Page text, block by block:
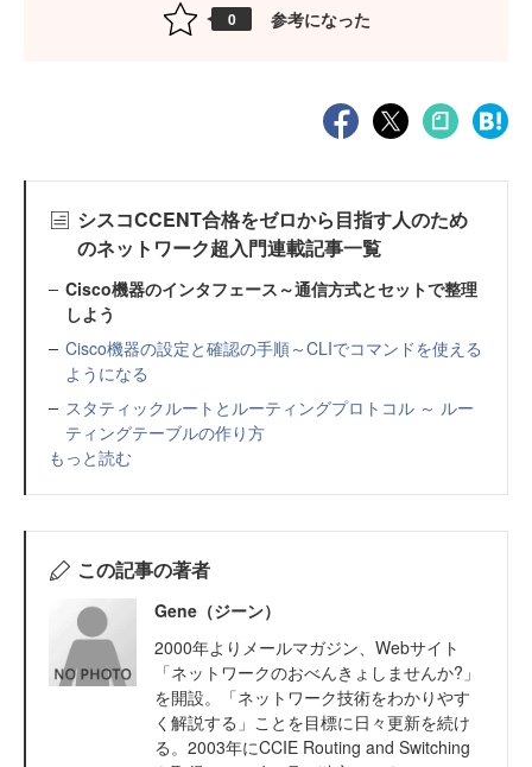
0 参考になった
シスコCCENT合格をゼロから目指す人のため
のネットワーク超入門連載記事一覧
Cisco機器のインタフェース～通信方式とセットで整理
しよう
Cisco機器の設定と確認の手順～CLIでコマンドを使える
ようになる
スタティックルートとルーティングプロトコル ～ ルー
ティングテーブルの作り方
もっと読む
この記事の著者
Gene（ジーン）
2000年よりメールマガジン、Webサイト
「ネットワークのおべんきょしませんか?」
を開設。「ネットワーク技術をわかりやす
く解説する」ことを目標に日々更新を続け
る。2003年にCCIE Routing and Switching